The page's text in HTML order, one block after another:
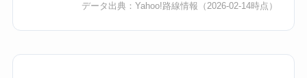
データ出典：Yahoo!路線情報 （2026-02-14時点）